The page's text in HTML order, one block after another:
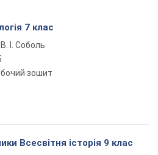
7 клас
В. І. Соболь
зошит
Всесвітня історія 9 клас